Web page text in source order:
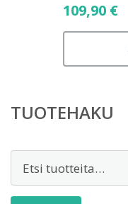
109,90 €
TUOTEHAKU